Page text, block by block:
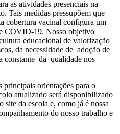
as atividades presenciais na
Tais medidas pressupõem que
cobertura vacinal configura um
COVID-19. Nosso objetivo
educacional de valorização
da necessidade de adoção de
constante da qualidade nos
principais orientações para o
atualizado será disponibilizado
da escola e, como já é nossa
do nosso trabalho e